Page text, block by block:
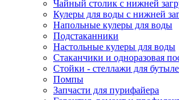
Чайный столик с нижней
Кулеры для воды с нижней
Напольные кулеры для воды
Подстаканники
Настольные кулеры для воды
Стаканчики и одноразовая
Стойки - стеллажи для
Помпы
Запчасти для пурифайера